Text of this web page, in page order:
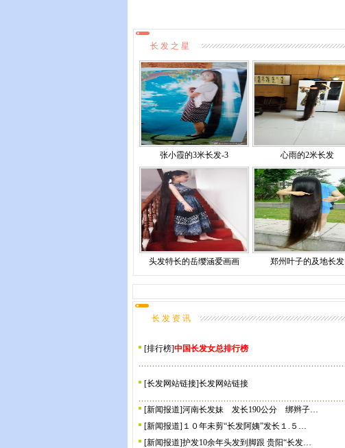
长 发 之 星
张小霞的3米长发-3 心雨的2米长发
头发特长的岳缨涵爱画画 郑州叶子的及地长发
长 发 资 讯
[排行榜]中国长发女总排行榜
[长发网站链接]长发网站链接
[新闻报道]河南长发妹 发长190公分 绑辫子…
[新闻报道] １０年未剪“长发阿姨”发长１.５…
[新闻报道]护发10余年头发到脚跟 贵阳“长发…